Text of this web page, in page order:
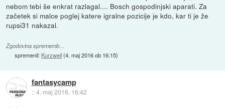
nebom tebi še enkrat razlagal.... Bosch gospodinjski aparati. Za
začetek si malce poglej katere igralne pozicije je kdo, kar ti je že
rupsi31 nakazal.
Zgodovina sprememb…
spremenil: Kurzweil(4. maj 2016 ob 16:15)
fantasycamp
::4. maj 2016, 16:42